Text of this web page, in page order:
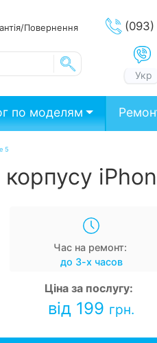
Гарантія/Повернення
Укр
по моделям
5
Час на ремонт:
до 3-х часов
Ціна за послугу:
від 199 грн.